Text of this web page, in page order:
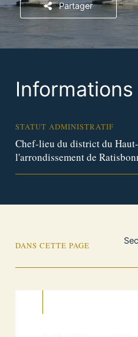
Partager
STATUT ADMINISTRATIF
Chef-lieu du district du
l'arrondissement de
DANS CETTE PAGE